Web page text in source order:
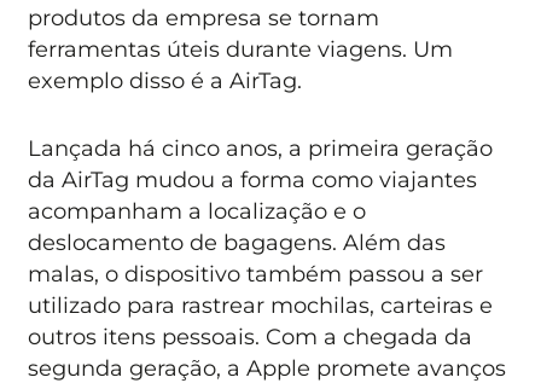
produtos da empresa se tornam
ferramentas úteis durante viagens. Um
exemplo disso é a AirTag.
Lançada há cinco anos, a primeira geração
da AirTag mudou a forma como viajantes
acompanham a localização e o
deslocamento de bagagens. Além das
malas, o dispositivo também passou a ser
utilizado para rastrear mochilas, carteiras e
outros itens pessoais. Com a chegada da
segunda geração, a Apple promete avanços